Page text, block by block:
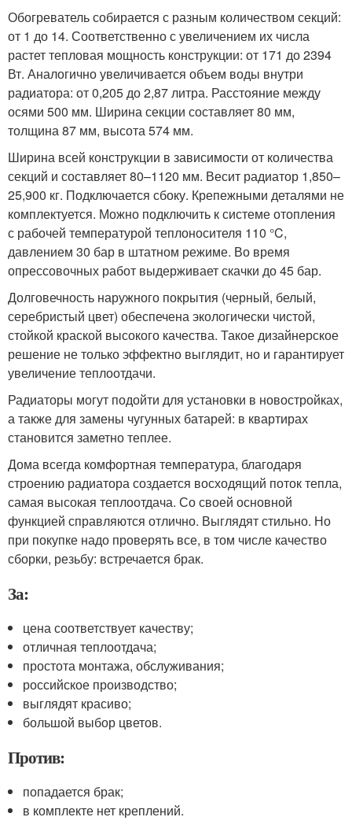
Обогреватель собирается с разным количеством секций:
от 1 до 14. Соответственно с увеличением их числа
растет тепловая мощность конструкции: от 171 до 2394
Вт. Аналогично увеличивается объем воды внутри
радиатора: от 0,205 до 2,87 литра. Расстояние между
осями 500 мм. Ширина секции составляет 80 мм,
толщина 87 мм, высота 574 мм.
Ширина всей конструкции в зависимости от количества
секций и составляет 80–1120 мм. Весит радиатор 1,850–
25,900 кг. Подключается сбоку. Крепежными деталями не
комплектуется. Можно подключить к системе отопления
с рабочей температурой теплоносителя 110 °C,
давлением 30 бар в штатном режиме. Во время
опрессовочных работ выдерживает скачки до 45 бар.
Долговечность наружного покрытия (черный, белый,
серебристый цвет) обеспечена экологически чистой,
стойкой краской высокого качества. Такое дизайнерское
решение не только эффектно выглядит, но и гарантирует
увеличение теплоотдачи.
Радиаторы могут подойти для установки в новостройках,
а также для замены чугунных батарей: в квартирах
становится заметно теплее.
Дома всегда комфортная температура, благодаря
строению радиатора создается восходящий поток тепла,
самая высокая теплоотдача. Со своей основной
функцией справляются отлично. Выглядят стильно. Но
при покупке надо проверять все, в том числе качество
сборки, резьбу: встречается брак.
За:
цена соответствует качеству;
отличная теплоотдача;
простота монтажа, обслуживания;
российское производство;
выглядят красиво;
большой выбор цветов.
Против:
попадается брак;
в комплекте нет креплений.